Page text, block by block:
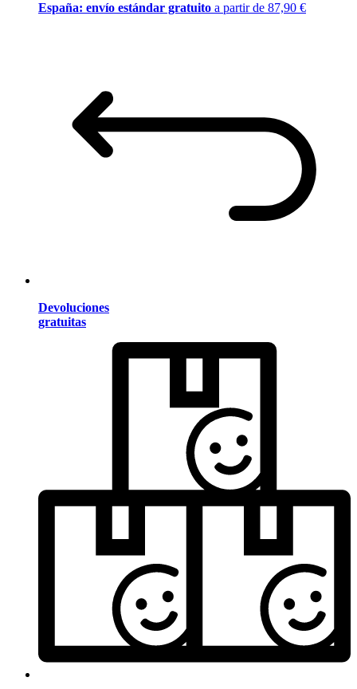
España: envío estándar gratuito a partir de 87,90 €
Devoluciones
gratuitas